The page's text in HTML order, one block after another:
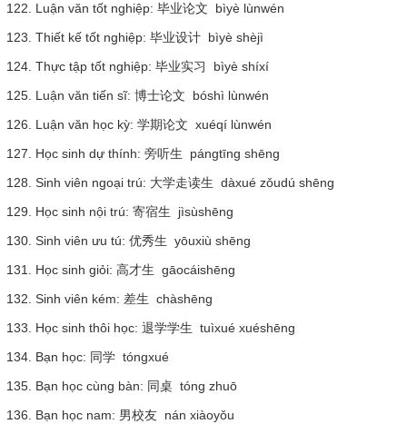
122. Luận văn tốt nghiệp: 毕业论文 bìyè lùnwén
123. Thiết kế tốt nghiệp: 毕业设计 bìyè shèjì
124. Thực tập tốt nghiệp: 毕业实习 bìyè shíxí
125. Luận văn tiến sĩ: 博士论文 bóshì lùnwén
126. Luận văn học kỳ: 学期论文 xuéqí lùnwén
127. Học sinh dự thính: 旁听生 pángtīng shēng
128. Sinh viên ngoại trú: 大学走读生 dàxué zǒudú shēng
129. Học sinh nội trú: 寄宿生 jìsùshēng
130. Sinh viên ưu tú: 优秀生 yōuxiù shēng
131. Học sinh giỏi: 高才生 gāocáishēng
132. Sinh viên kém: 差生 chàshēng
133. Học sinh thôi học: 退学学生 tuìxué xuéshēng
134. Bạn học: 同学 tóngxué
135. Bạn học cùng bàn: 同桌 tóng zhuō
136. Bạn học nam: 男校友 nán xiàoyǒu